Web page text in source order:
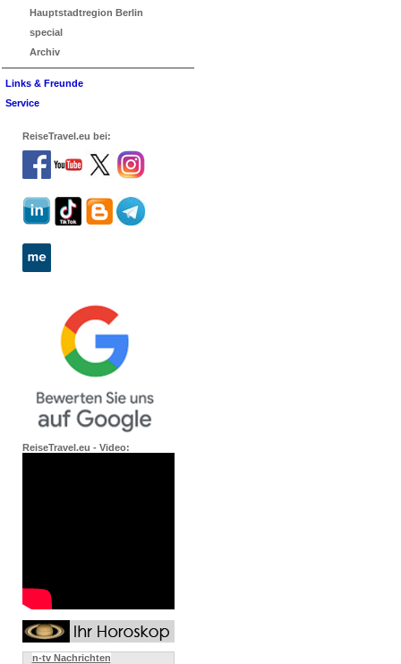
Hauptstadtregion Berlin
special
Archiv
Links & Freunde
Service
ReiseTravel.eu bei:
ReiseTravel.eu - Video:
n-tv Nachrichten